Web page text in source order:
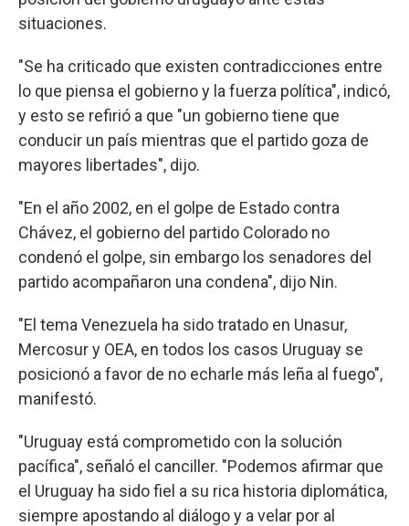
situaciones.
"Se ha criticado que existen contradicciones entre
lo que piensa el gobierno y la fuerza política", indicó,
y esto se refirió a que "un gobierno tiene que
conducir un país mientras que el partido goza de
mayores libertades", dijo.
"En el año 2002, en el golpe de Estado contra
Chávez, el gobierno del partido Colorado no
condenó el golpe, sin embargo los senadores del
partido acompañaron una condena", dijo Nin.
"El tema Venezuela ha sido tratado en Unasur,
Mercosur y OEA, en todos los casos Uruguay se
posicionó a favor de no echarle más leña al fuego",
manifestó.
"Uruguay está comprometido con la solución
pacífica", señaló el canciller. "Podemos afirmar que
el Uruguay ha sido fiel a su rica historia diplomática,
siempre apostando al diálogo y a velar por al